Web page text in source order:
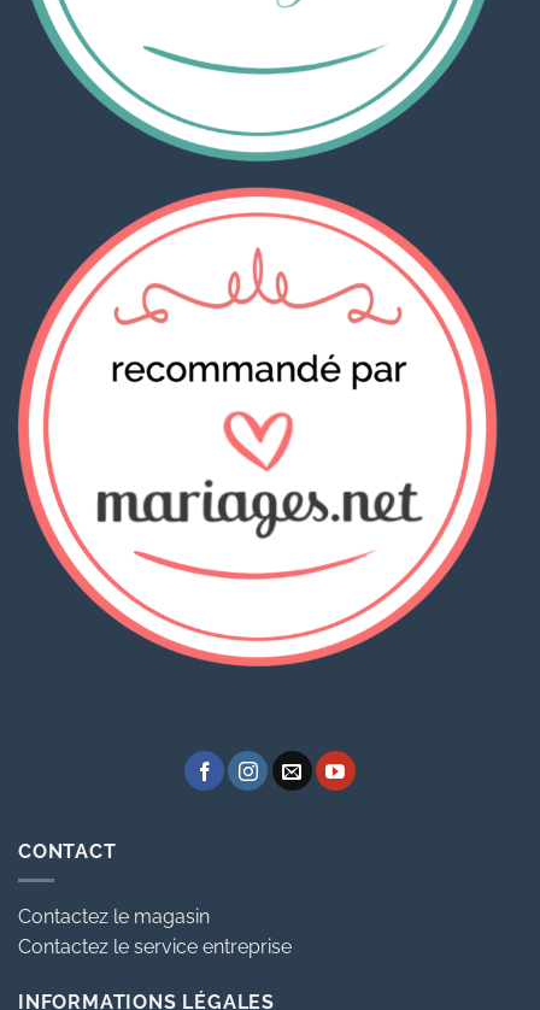
CONTACT
Contactez le magasin
Contactez le service entreprise
INFORMATIONS LÉGALES